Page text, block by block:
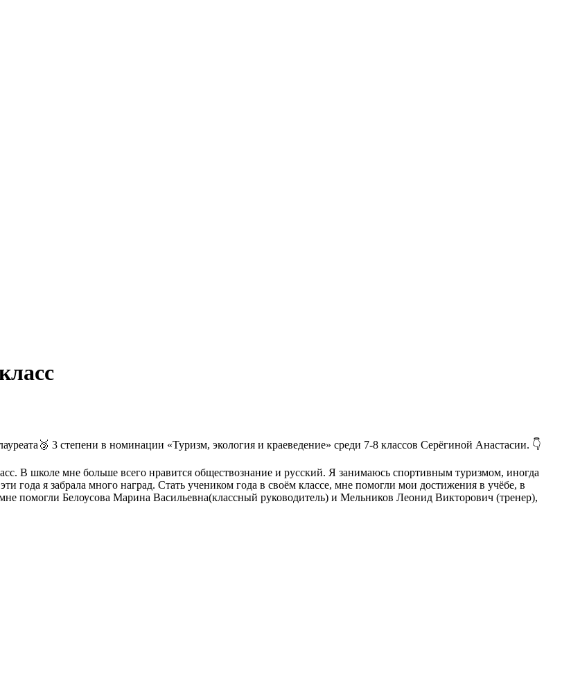
3 степени в номинации «Туризм, экология и краеведение» среди 7-8 классов Серëгиной Анастасии. 👇
В школе мне больше всего нравится обществознание и русский. Я занимаюсь спортивным туризмом, иногда
года я забрала много наград. Стать учеником года в своём классе, мне помогли мои достижения в учёбе, в
помогли Белоусова Марина Васильевна(классный руководитель) и Мельников Леонид Викторович (тренер),